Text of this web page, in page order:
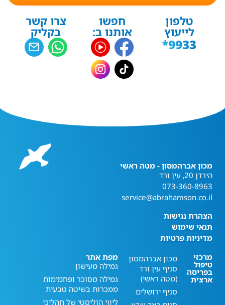
טלפון
לייעוץ
חפשו
אותנו ב:
צרו קשר
בקליק
מכון אברהמסון - מטה ראשי
הירדן 20, עין ורד
073-360-8963
service@abrahamson.co.il
הצהרת נגישות
תנאי שימוש
מדיניות פרטיות
מרכזי
טיפול
בפריסה
ארצית
מכון אברהמסון
סניף עין ורד
(מטה ראשי)
סניף ירושלים
מפת אתר
גמילה מעישון
גמילה מסוכר ופחמימות
ממכרות בשיטה טבעית
ליווי הוליסטי של תהליכי